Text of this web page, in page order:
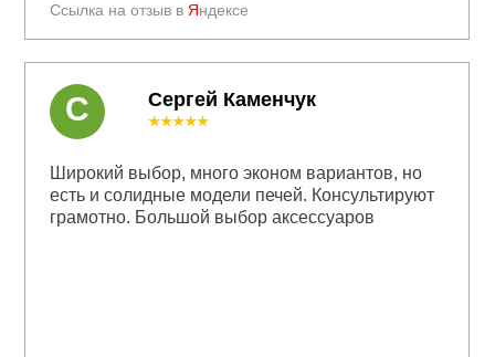
Ссылка на отзыв в Яндексе
Сергей Каменчук
★★★★★
Широкий выбор, много эконом вариантов, но
есть и солидные модели печей. Консультируют
грамотно. Большой выбор аксессуаров
С